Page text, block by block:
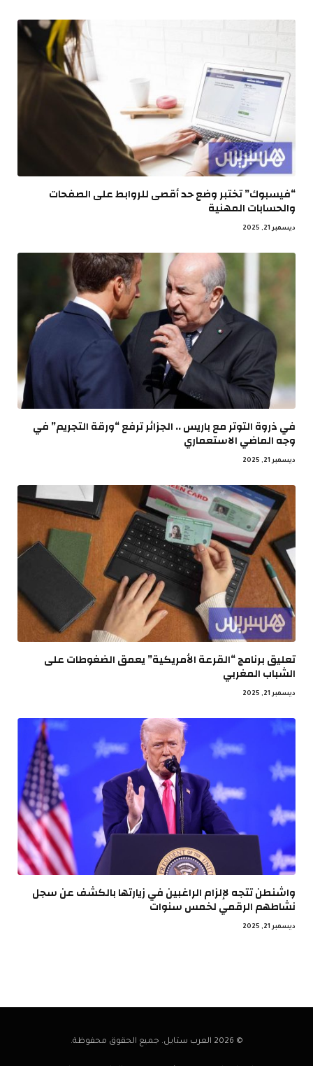
“فيسبوك” تختبر وضع حد أقصى للروابط على الصفحات
والحسابات المهنية
ديسمبر 21, 2025
في ذروة التوتر مع باريس .. الجزائر ترفع “ورقة التجريم” في
وجه الماضي الاستعماري
ديسمبر 21, 2025
تعليق برنامج “القرعة الأمريكية” يعمق الضغوطات على
الشباب المغربي
ديسمبر 21, 2025
واشنطن تتجه لإلزام الراغبين في زيارتها بالكشف عن سجل
نشاطهم الرقمي لخمس سنوات
ديسمبر 21, 2025
© 2026 العرب ستايل. جميع الحقوق محفوظة.